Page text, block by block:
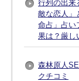
行列の出来
敵な恋人」
命占」占い
果は？厳し
森林原人
クチコミ